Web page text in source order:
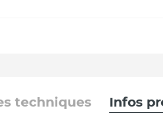
techniques Infos